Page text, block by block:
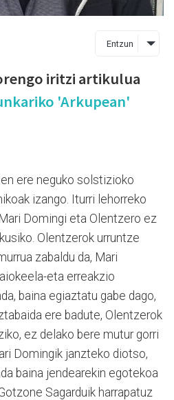
Entzun
iritzi artikulua
'Arkupean'
ere neguko solstizioko
izango. Iturri lehorreko
Domingi eta Olentzero ez
Olentzerok urruntze
zabaldu da, Mari
eta erreakzio
baina egiaztatu gabe dago,
ere badute, Olentzerok
ez delako bere mutur gorri
Domingik janzteko diotso,
baina jendearekin egotekoa
Sagarduik harrapatuz